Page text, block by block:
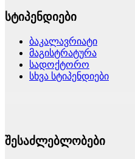
სტიპენდიები
ბაკალავრიატი
მაგისტრატურა
სადოქტორო
სხვა სტიპენდიები
შესაძლებლობები